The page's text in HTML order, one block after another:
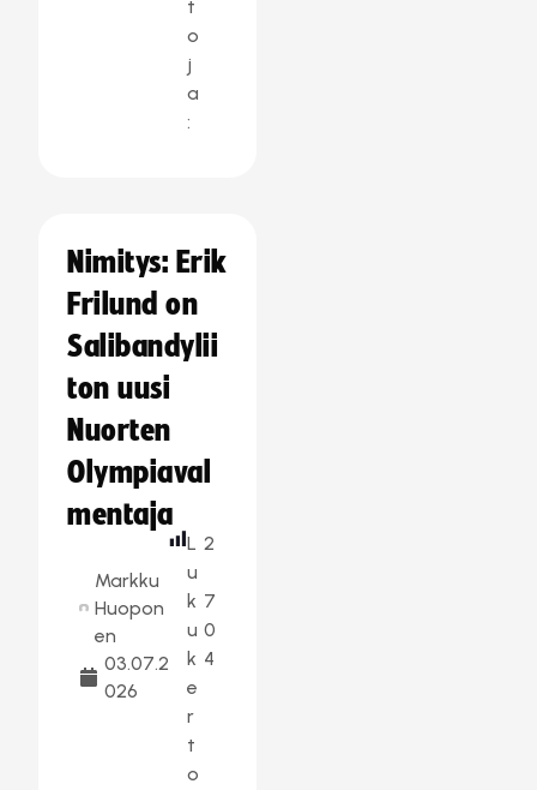
t
o
j
a
:
Nimitys: Erik
Frilund on
Salibandylii
ton uusi
Nuorten
Olympiaval
mentaja
Markku
Huopon
en
03.07.2
026
L
u
k
u
k
e
r
t
o
2
7
0
4